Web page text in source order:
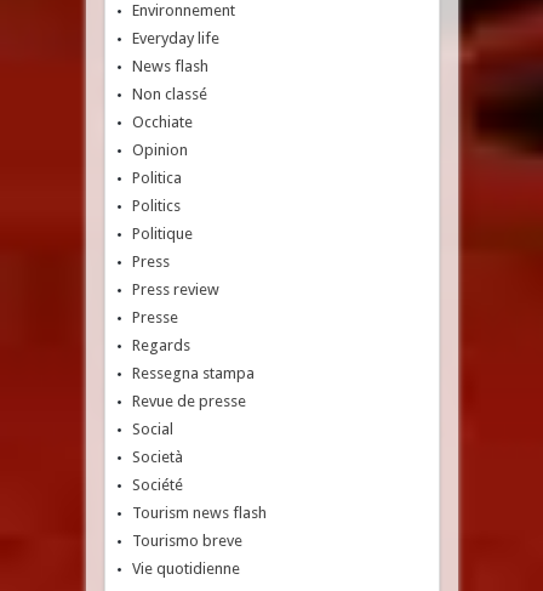
Environnement
Everyday life
News flash
Non classé
Occhiate
Opinion
Politica
Politics
Politique
Press
Press review
Presse
Regards
Ressegna stampa
Revue de presse
Social
Società
Société
Tourism news flash
Tourismo breve
Vie quotidienne